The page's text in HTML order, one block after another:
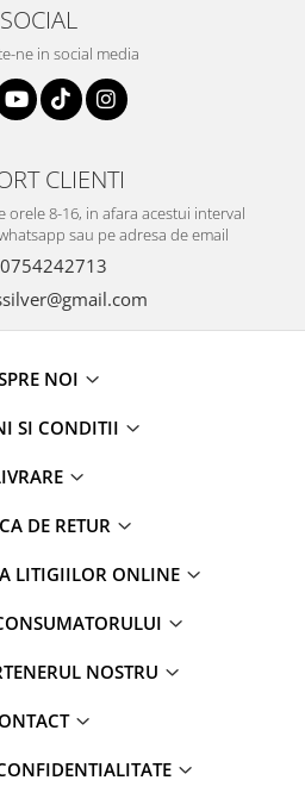
SOCIAL
ne in social media
CLIENTI
8-16, in afara acestui interval
sau pe adresa de email
0754242713
NOI
SI CONDITII
DE RETUR
LITIGIILOR ONLINE
NOSTRU